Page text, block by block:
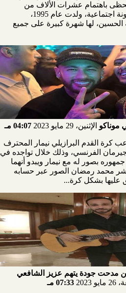
باهتمام عشرات الألاف من
المتابعين. دونا الحسين هي مدونة اجتماعية، ولدت عام 1995،
الحسين، لها شهرة كبيرة على جميع
موناكو الإثنين، 29 مايو 2023 04:07 مـ
كرة القدم البرازيلي نيمار المحترف
الفرنسي، وذلك خلال تواجده في
بصور له مع نيمار ويبدو أنهما
محمد رمضان الصور عبر حسابه
مدحت جودة يتهم عزيز الشافعي
2023 07:33 مـ